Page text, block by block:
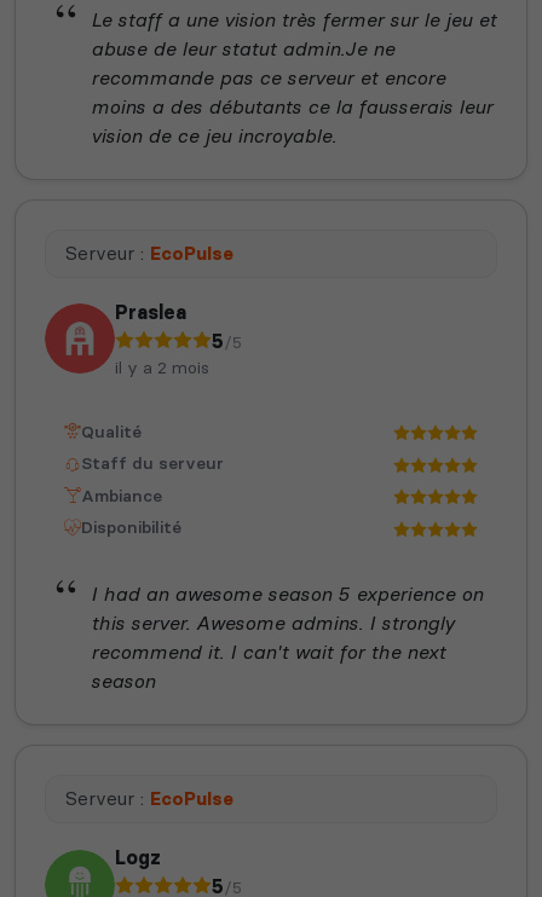
Le staff a une vision très fermer sur le jeu et
abuse de leur statut admin.Je ne
recommande pas ce serveur et encore
moins a des débutants ce la fausserais leur
vision de ce jeu incroyable.
Serveur : EcoPulse
Praslea
5/5
il y a 2 mois
Qualité
Staff du serveur
Ambiance
Disponibilité
I had an awesome season 5 experience on
this server. Awesome admins. I strongly
recommend it. I can't wait for the next
season
Serveur : EcoPulse
Logz
5/5